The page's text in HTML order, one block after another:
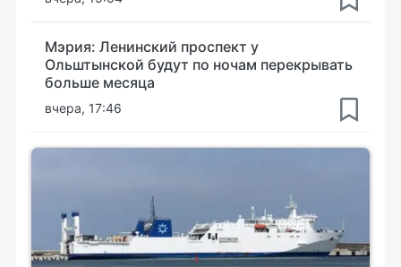
Мэрия: Ленинский проспект у
Ольштынской будут по ночам перекрывать
больше месяца
вчера, 17:46